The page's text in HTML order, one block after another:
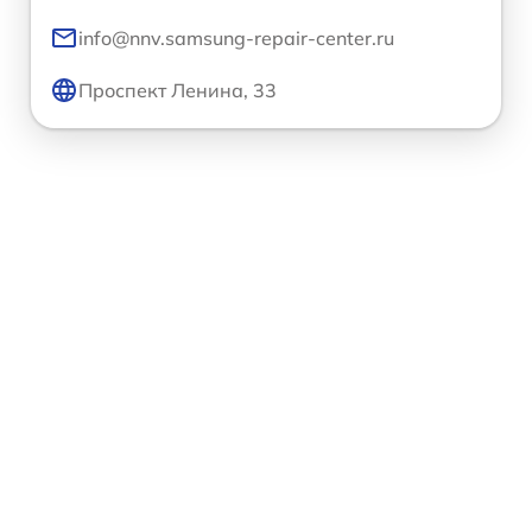
info@nnv.samsung-repair-center.ru
Проспект Ленина, 33